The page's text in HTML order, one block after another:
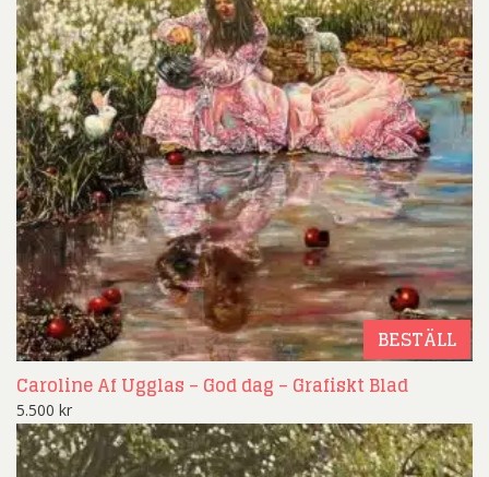
BESTÄLL
Caroline Af Ugglas – God dag – Grafiskt Blad
5.500 kr